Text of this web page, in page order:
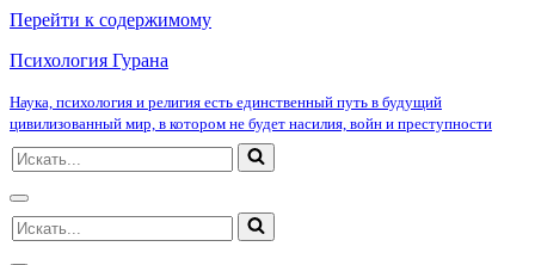
Перейти к содержимому
Психология Гурана
Наука, психология и религия есть единственный путь в будущий
цивилизованный мир, в котором не будет насилия, войн и преступности
Искать...
Меню
навигации
Искать...